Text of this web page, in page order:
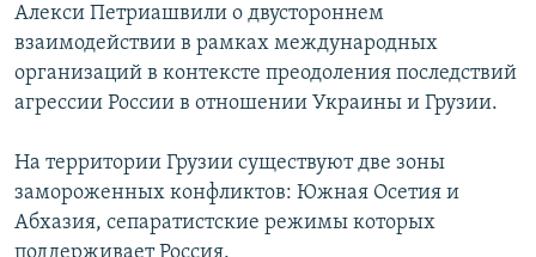
Алекси Петриашвили о двустороннем
взаимодействии в рамках международных
организаций в контексте преодоления последствий
агрессии России в отношении Украины и Грузии.
На территории Грузии существуют две зоны
замороженных конфликтов: Южная Осетия и
Абхазия, сепаратистские режимы которых